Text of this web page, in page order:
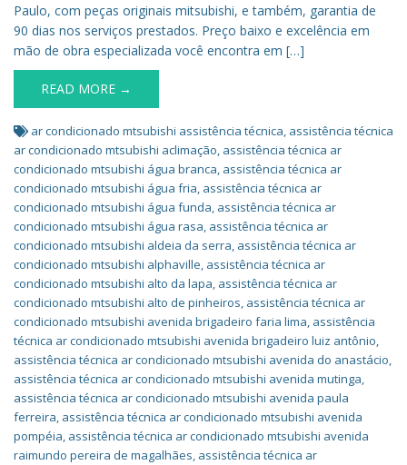
Paulo, com peças originais mitsubishi, e também, garantia de
90 dias nos serviços prestados. Preço baixo e excelência em
mão de obra especializada você encontra em […]
READ MORE →
ar condicionado mtsubishi assistência técnica, assistência técnica
ar condicionado mtsubishi aclimação, assistência técnica ar
condicionado mtsubishi água branca, assistência técnica ar
condicionado mtsubishi água fria, assistência técnica ar
condicionado mtsubishi água funda, assistência técnica ar
condicionado mtsubishi água rasa, assistência técnica ar
condicionado mtsubishi aldeia da serra, assistência técnica ar
condicionado mtsubishi alphaville, assistência técnica ar
condicionado mtsubishi alto da lapa, assistência técnica ar
condicionado mtsubishi alto de pinheiros, assistência técnica ar
condicionado mtsubishi avenida brigadeiro faria lima, assistência
técnica ar condicionado mtsubishi avenida brigadeiro luiz antônio,
assistência técnica ar condicionado mtsubishi avenida do anastácio,
assistência técnica ar condicionado mtsubishi avenida mutinga,
assistência técnica ar condicionado mtsubishi avenida paula
ferreira, assistência técnica ar condicionado mtsubishi avenida
pompéia, assistência técnica ar condicionado mtsubishi avenida
raimundo pereira de magalhães, assistência técnica ar